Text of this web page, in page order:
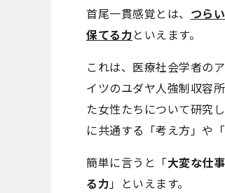
首尾一貫感覚とは、 つら
保てる力といえます。
これは、医療社会学者の
イツのユダヤ人強制収容
た女性たちについて研究
に共通する「考え方」や
簡単に言うと「大変な仕
る力」といえます。